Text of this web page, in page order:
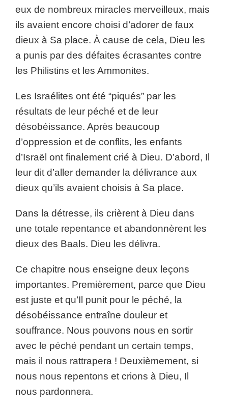
eux de nombreux miracles merveilleux, mais
ils avaient encore choisi d’adorer de faux
dieux à Sa place. À cause de cela, Dieu les
a punis par des défaites écrasantes contre
les Philistins et les Ammonites.
Les Israélites ont été “piqués” par les
résultats de leur péché et de leur
désobéissance. Après beaucoup
d’oppression et de conflits, les enfants
d’Israël ont finalement crié à Dieu. D’abord, Il
leur dit d’aller demander la délivrance aux
dieux qu’ils avaient choisis à Sa place.
Dans la détresse, ils crièrent à Dieu dans
une totale repentance et abandonnèrent les
dieux des Baals. Dieu les délivra.
Ce chapitre nous enseigne deux leçons
importantes. Premièrement, parce que Dieu
est juste et qu’Il punit pour le péché, la
désobéissance entraîne douleur et
souffrance. Nous pouvons nous en sortir
avec le péché pendant un certain temps,
mais il nous rattrapera ! Deuxièmement, si
nous nous repentons et crions à Dieu, Il
nous pardonnera.